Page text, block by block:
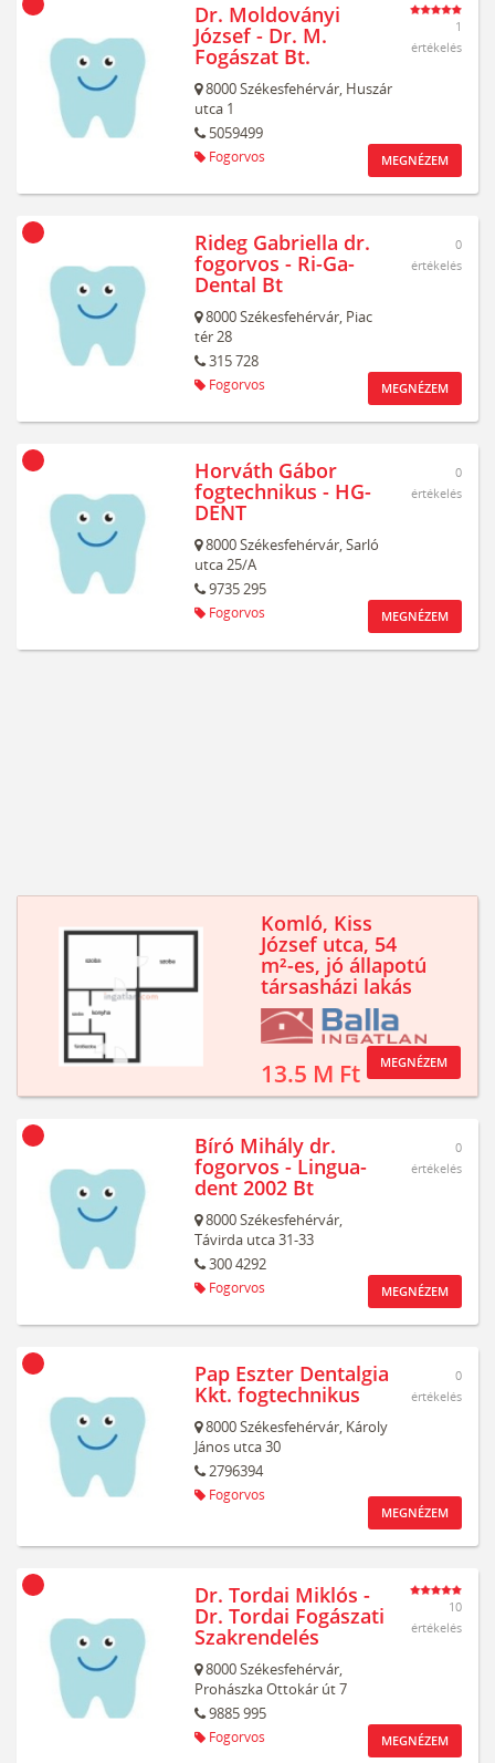
Dr. Moldoványi
József - Dr. M.
Fogászat Bt.
8000Székesfehérvár, Huszár
utca 1
5059499
Fogorvos
1
értékelés
MEGNÉZEM
Rideg Gabriella dr.
fogorvos - Ri-Ga-
Dental Bt
8000Székesfehérvár, Piac
tér 28
315 728
Fogorvos
0
értékelés
MEGNÉZEM
Horváth Gábor
fogtechnikus - HG-
DENT
8000Székesfehérvár,Sarló
utca 25/A
9735 295
Fogorvos
0
értékelés
MEGNÉZEM
Komló, Kiss
József utca, 54
m²-es, jó állapotú
társasházi lakás
13.5 M Ft MEGNÉZEM
Bíró Mihály dr.
fogorvos - Lingua-
dent 2002 Bt
8000Székesfehérvár,
Távirda utca 31-33
300 4292
Fogorvos
0
értékelés
MEGNÉZEM
Pap Eszter Dentalgia
Kkt. fogtechnikus
8000Székesfehérvár, Károly
János utca 30
2796394
Fogorvos
0
értékelés
MEGNÉZEM
Dr. Tordai Miklós -
Dr. Tordai Fogászati
Szakrendelés
8000Székesfehérvár,
Prohászka Ottokár út 7
9885 995
Fogorvos
10
értékelés
MEGNÉZEM